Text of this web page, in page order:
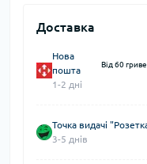
Доставка
Нова
пошта
1-2 дні
Від 60
Точка видачі
3-5 днів